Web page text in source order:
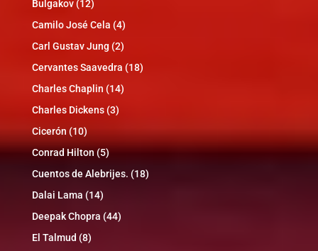
Bulgakov(12)
Camilo José Cela (4)
Carl Gustav Jung (2)
Cervantes Saavedra (18)
Charles Chaplin (14)
Charles Dickens(3)
Cicerón (10)
Conrad Hilton (5)
Cuentos de Alebrijes. (18)
Dalai Lama (14)
Deepak Chopra (44)
El Talmud (8)